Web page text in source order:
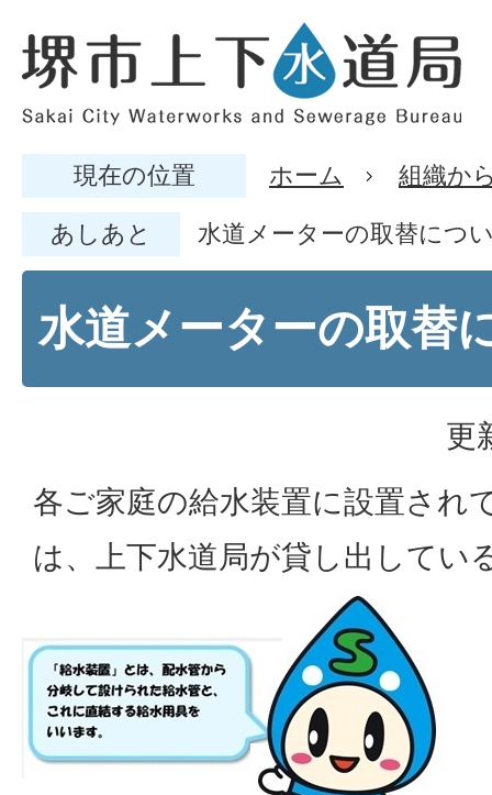
現在の位置 ホーム 組織か
あしあと 水道メーターの取替につ
水道メーターの取替
更
各ご家庭の給水装置に設置され
は、上下水道局が貸し出してい